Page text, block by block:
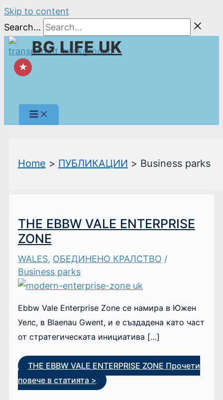
Skip to content
Search...
BG LIFE UK
★
Home ПУБЛИКАЦИИ Business parks
THE EBBW VALE ENTERPRISE
ZONE
WALES, ОБЕДИНЕНО КРАЛСТВО /
Business parks
Ebbw Vale Enterprise Zone се намира в Южен
Уелс, в Blaenau Gwent, и е създадена като част
от стратегическата инициатива […]
THE EBBW VALE ENTERPRISE ZONE Прочети
повече в статията >